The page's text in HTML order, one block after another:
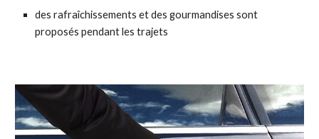
des rafraîchissements et des gourmandises sont
proposés pendant les trajets